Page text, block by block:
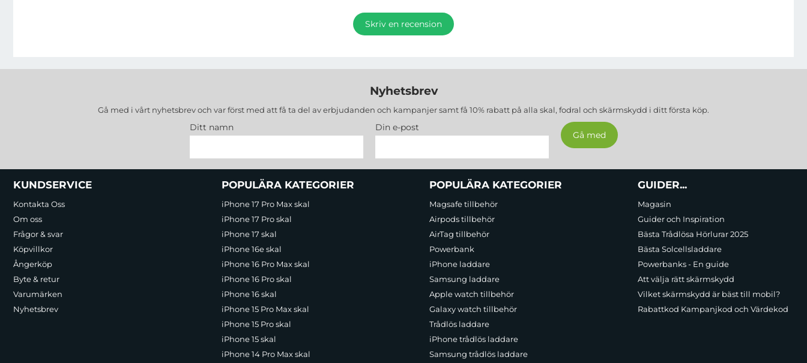
Skriv en recension
Nyhetsbrev
Gå med i vårt nyhetsbrev och var först med att få ta del av erbjudanden och kampanjer samt få 10% rabatt på alla skal, fodral och skärmskydd i ditt första köp.
Ditt namn Din e-post
Sidfot Blandad info och länkar
KUNDSERVICE
Kontakta Oss
Om oss
Frågor & svar
Köpvillkor
Ångerköp
Byte & retur
Varumärken
Nyhetsbrev
POPULÄRA KATEGORIER
iPhone 17 Pro Max skal
iPhone 17 Pro skal
iPhone 17 skal
iPhone 16e skal
iPhone 16 Pro Max skal
iPhone 16 Pro skal
iPhone 16 skal
iPhone 15 Pro Max skal
iPhone 15 Pro skal
iPhone 15 skal
iPhone 14 Pro Max skal
POPULÄRA KATEGORIER
Magsafe tillbehör
Airpods tillbehör
AirTag tillbehör
Powerbank
iPhone laddare
Samsung laddare
Apple watch tillbehör
Galaxy watch tillbehör
Trådlös laddare
iPhone trådlös laddare
Samsung trådlös laddare
GUIDER...
Magasin
Guider och Inspiration
Bästa Trådlösa Hörlurar 2025
Bästa Solcellsladdare
Powerbanks - En guide
Att välja rätt skärmskydd
Vilket skärmskydd är bäst till mobil?
Rabattkod Kampanjkod och Värdekod